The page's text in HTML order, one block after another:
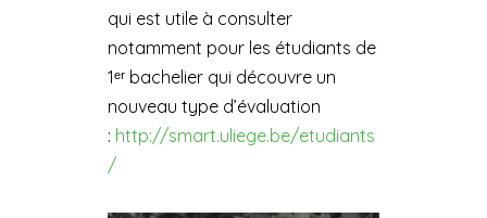
qui est utile à consulter
notamment pour les étudiants de
1ᵉʳ bachelier qui découvre un
nouveau type d’évaluation
: http://smart.uliege.be/etudiants
/